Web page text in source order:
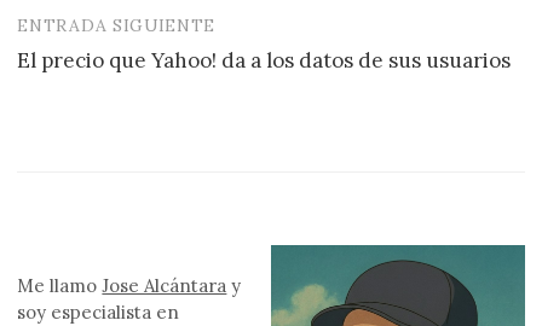
entradas
ENTRADA SIGUIENTE
El precio que Yahoo! da a los datos de sus usuarios
Me llamoJose Alcántara y
soy especialista en